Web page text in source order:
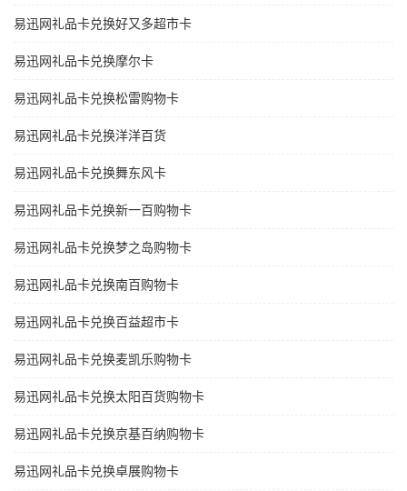
易迅网礼品卡兑换好又多超市卡
易迅网礼品卡兑换摩尔卡
易迅网礼品卡兑换松雷购物卡
易迅网礼品卡兑换洋洋百货
易迅网礼品卡兑换舞东风卡
易迅网礼品卡兑换新一百购物卡
易迅网礼品卡兑换梦之岛购物卡
易迅网礼品卡兑换南百购物卡
易迅网礼品卡兑换百益超市卡
易迅网礼品卡兑换麦凯乐购物卡
易迅网礼品卡兑换太阳百货购物卡
易迅网礼品卡兑换京基百纳购物卡
易迅网礼品卡兑换卓展购物卡